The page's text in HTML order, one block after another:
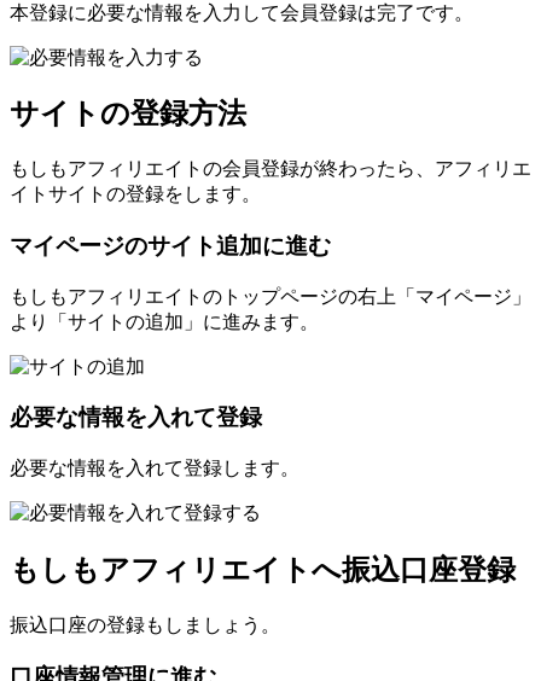
本登録に必要な情報を入力して会員登録は完了です。
サイトの登録方法
もしもアフィリエイトの会員登録が終わったら、アフィリエ
イトサイトの登録をします。
マイページのサイト追加に進む
もしもアフィリエイトのトップページの右上「マイページ」
より「サイトの追加」に進みます。
必要な情報を入れて登録
必要な情報を入れて登録します。
もしもアフィリエイトへ振込口座登録
振込口座の登録もしましょう。